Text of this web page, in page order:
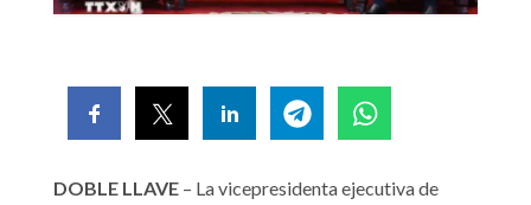
DOBLE LLAVE – La vicepresidenta ejecutiva de